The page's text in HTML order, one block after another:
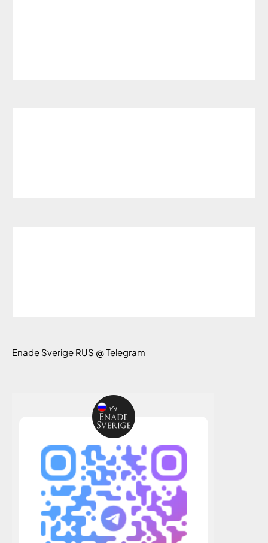
Enade Sverige RUS @ Telegram